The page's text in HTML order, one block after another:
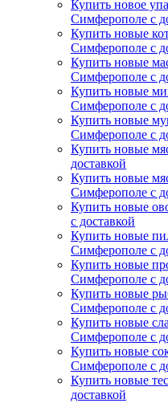
Купить новое
Симферополе с
Купить новые
Симферополе с
Купить новые
Симферополе с
Купить новые
Симферополе с
Купить новые
Симферополе с
Купить новые
доставкой
Купить новые
Симферополе с
Купить новые
с доставкой
Купить новые
Симферополе с
Купить новые
Симферополе с
Купить новые
Симферополе с
Купить новые
Симферополе с
Купить новые
Симферополе с
Купить новые
доставкой